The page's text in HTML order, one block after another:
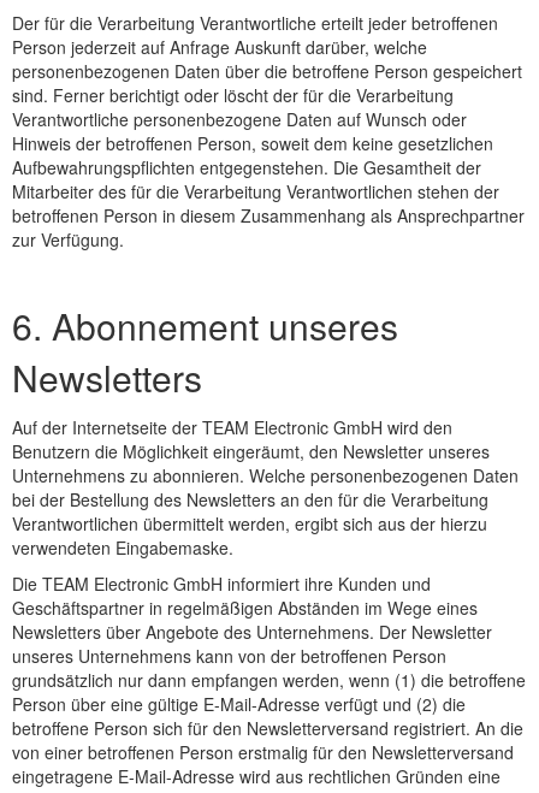
Der für die Verarbeitung Verantwortliche erteilt jeder betroffenen
Person jederzeit auf Anfrage Auskunft darüber, welche
personenbezogenen Daten über die betroffene Person gespeichert
sind. Ferner berichtigt oder löscht der für die Verarbeitung
Verantwortliche personenbezogene Daten auf Wunsch oder
Hinweis der betroffenen Person, soweit dem keine gesetzlichen
Aufbewahrungspflichten entgegenstehen. Die Gesamtheit der
Mitarbeiter des für die Verarbeitung Verantwortlichen stehen der
betroffenen Person in diesem Zusammenhang als Ansprechpartner
zur Verfügung.
6. Abonnement unseres
Newsletters
Auf der Internetseite der TEAM Electronic GmbH wird den
Benutzern die Möglichkeit eingeräumt, den Newsletter unseres
Unternehmens zu abonnieren. Welche personenbezogenen Daten
bei der Bestellung des Newsletters an den für die Verarbeitung
Verantwortlichen übermittelt werden, ergibt sich aus der hierzu
verwendeten Eingabemaske.
Die TEAM Electronic GmbH informiert ihre Kunden und
Geschäftspartner in regelmäßigen Abständen im Wege eines
Newsletters über Angebote des Unternehmens. Der Newsletter
unseres Unternehmens kann von der betroffenen Person
grundsätzlich nur dann empfangen werden, wenn (1) die betroffene
Person über eine gültige E-Mail-Adresse verfügt und (2) die
betroffene Person sich für den Newsletterversand registriert. An die
von einer betroffenen Person erstmalig für den Newsletterversand
eingetragene E-Mail-Adresse wird aus rechtlichen Gründen eine